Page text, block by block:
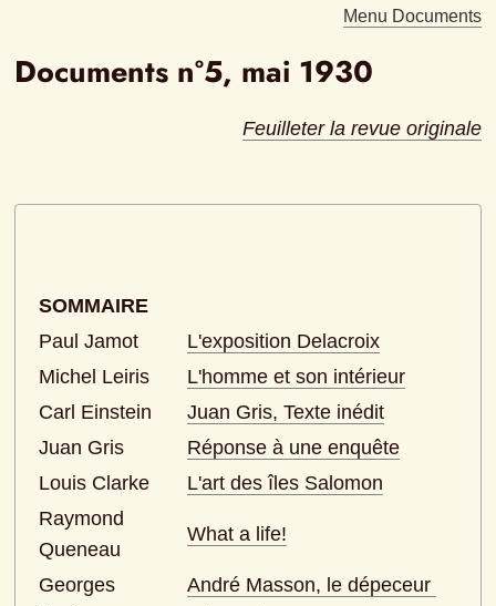
Menu Documents
Documents n°5, mai 1930
Feuilleter la revue originale
SOMMAIRE
Paul Jamot
L'exposition Delacroix
Michel Leiris
L'homme et son intérieur
Carl Einstein
Juan Gris, Texte inédit
Juan Gris
Réponse à une enquête
Louis Clarke
L'art des îles Salomon
Raymond
Queneau
What a life!
Georges
André Masson, le dépeceur